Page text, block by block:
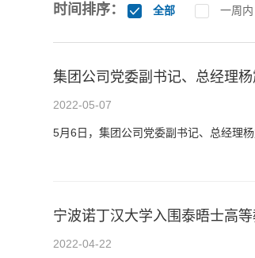
时间排序： 全部 一周内
集团公司党委副书记、总经理
2022-05-07
5月6日，集团公司党委副书记、总经理
宁波诺丁汉大学入围泰晤士高
2022-04-22